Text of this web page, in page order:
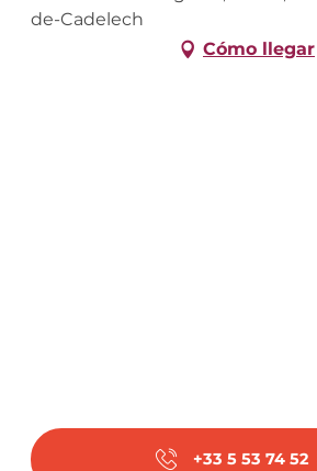
de-Cadelech
Cómo llegar
+33 5 53 74 52